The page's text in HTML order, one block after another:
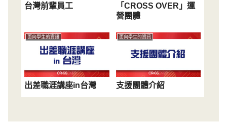
台灣前輩員工
「CROSS OVER」運
營團體
面向學生的資訊
出差職涯講座in台灣
面向學生的資訊
支援團體介紹